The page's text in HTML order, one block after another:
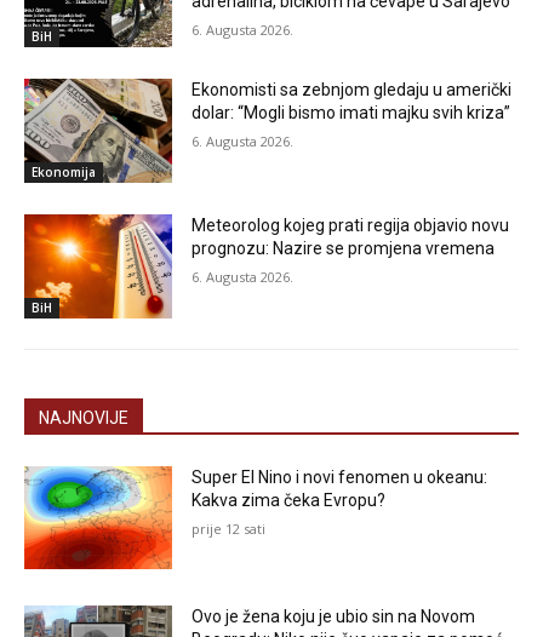
BiH 6. Augusta 2026.
Ekonomija
Ekonomisti sa zebnjom gledaju u američki
dolar: “Mogli bismo imati majku svih kriza”
6. Augusta 2026.
BiH
Meteorolog kojeg prati regija objavio novu
prognozu: Nazire se promjena vremena
6. Augusta 2026.
NAJNOVIJE
Super El Nino i novi fenomen u okeanu:
Kakva zima čeka Evropu?
prije 12 sati
Ovo je žena koju je ubio sin na Novom